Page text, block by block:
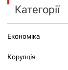
Категорії
Економіка
Корупція